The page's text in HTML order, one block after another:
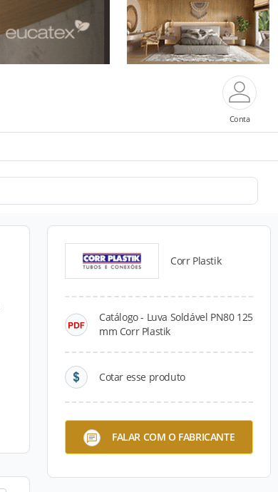
Conta
Corr Plastik
Catálogo - Luva Soldável PN80 125
mm Corr Plastik
Cotar esse produto
FALAR COM O FABRICANTE